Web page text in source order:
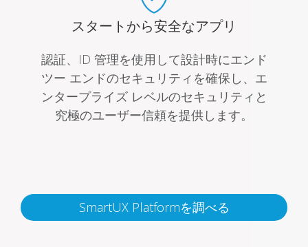
スタートから安全なアプリ
認証、ID 管理を使用して設計時にエンド
ツー エンドのセキュリティを確保し、エ
ンタープライズ レベルのセキュリティと
究極のユーザー信頼を提供します。
SmartUX Platformを調べる